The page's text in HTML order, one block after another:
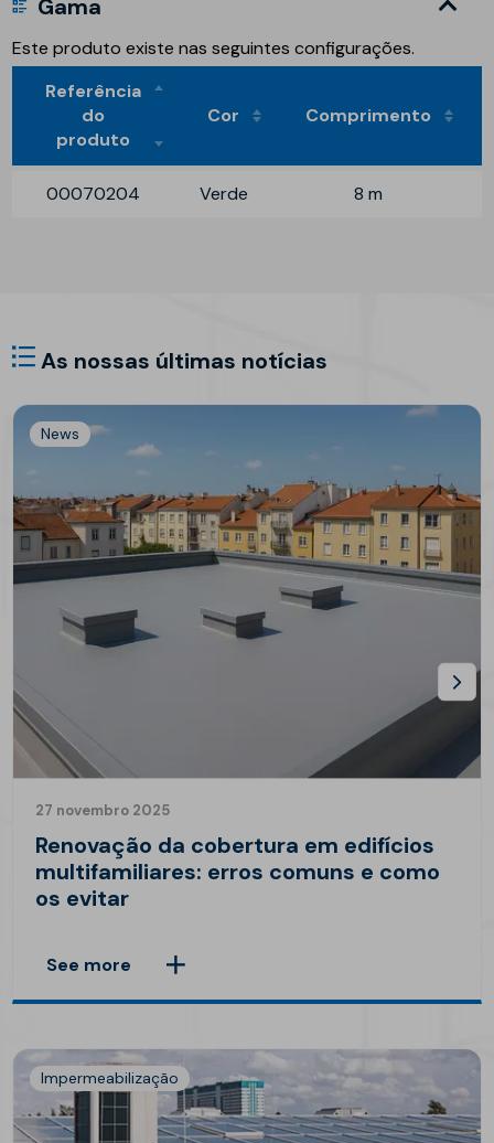
Gama
Este produto existe nas seguintes configurações.
Referência
do
produto
Cor Comprimento
00070204 Verde 8 m
As nossas últimas notícias
News
27 novembro 2025
Renovação da cobertura em edifícios
multifamiliares: erros comuns e como
os evitar
See more
Impermeabilização